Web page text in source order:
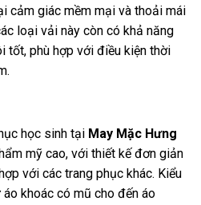
cảm giác mềm mại và thoải mái
loại vải này còn có khả năng
tốt, phù hợp với điều kiện thời
học sinh tại May Mặc Hưng
mỹ cao, với thiết kế đơn giản
với các trang phục khác. Kiểu
khoác có mũ cho đến áo